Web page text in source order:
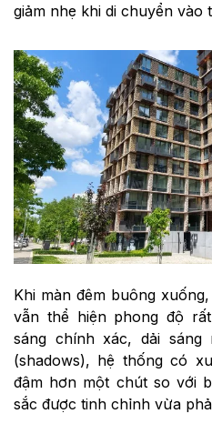
giảm nhẹ khi di chuyển vào
Khi màn đêm buông
vẫn thể hiện phong độ
sáng chính xác, dải
(shadows), hệ thống có
đậm hơn một chút so với
sắc được tinh chỉnh vừa